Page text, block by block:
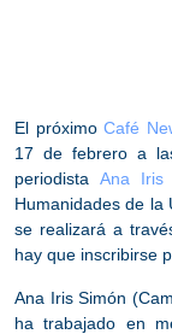
El próximoCafé
17 de febrero a
periodistaAna Iris
Humanidades de la
se realizará a
hay que inscribirse
Ana Iris Simón
ha trabajado en